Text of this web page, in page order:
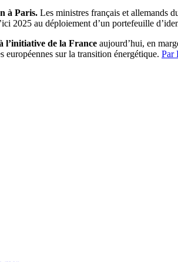
à Paris. Les ministres français et allemands
2025 au déploiement d’un portefeuille
l’initiative de la France aujourd’hui, en
sur la transition énergétique. Par